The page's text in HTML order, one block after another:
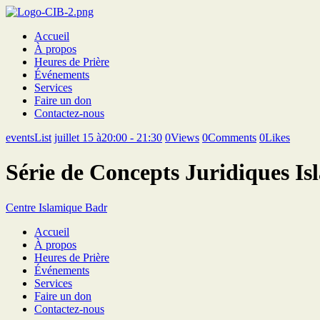
Accueil
À propos
Heures de Prière
Événements
Services
Faire un don
Contactez-nous
eventsList juillet 15 à20:00 - 21:30 0Views 0Comments 0Likes
Série de Concepts Juridiques
Centre Islamique Badr
Accueil
À propos
Heures de Prière
Événements
Services
Faire un don
Contactez-nous